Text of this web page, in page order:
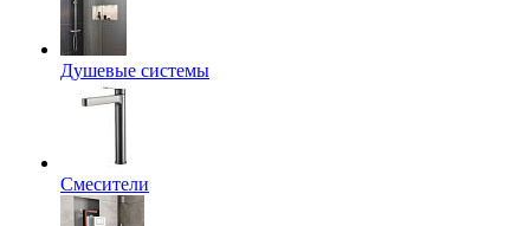
Душевые системы
Смесители